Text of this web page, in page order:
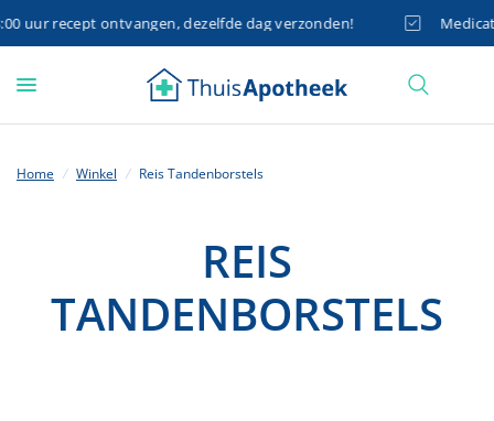
uur recept ontvangen, dezelfde dag verzonden!
Home / Winkel / Reis Tandenborstels
REIS
TANDENBORSTELS